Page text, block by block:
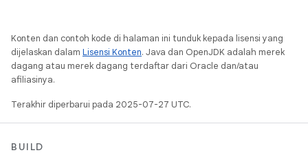
Konten dan contoh kode di halaman ini tunduk kepada lisensi yang
dijelaskan dalam Lisensi Konten. Java dan OpenJDK adalah merek
dagang atau merek dagang terdaftar dari Oracle dan/atau
afiliasinya.
Terakhir diperbarui pada 2025-07-27 UTC.
BUILD